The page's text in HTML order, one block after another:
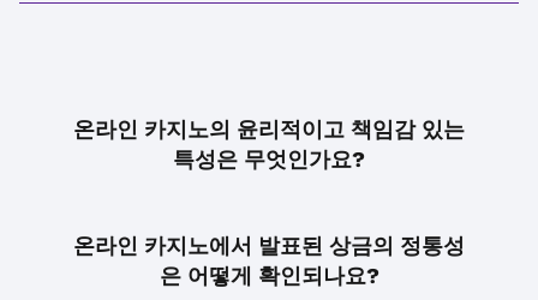
온라인 카지노의 윤리적이고 책임감 있는
특성은 무엇인가요?
온라인 카지노에서 발표된 상금의 정통성
은 어떻게 확인되나요?